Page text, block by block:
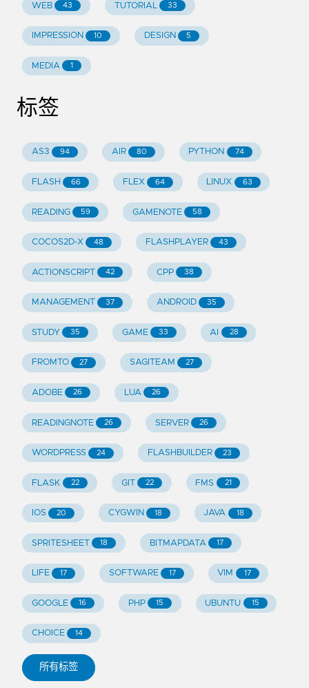
WEB 43 TUTORIAL 33
IMPRESSION 10 DESIGN 5
MEDIA 1
标签
AS3 94 AIR 80 PYTHON 74
FLASH 66 FLEX 64 LINUX 63
READING 59 GAMENOTE 58
COCOS2D-X 48 FLASHPLAYER 43
ACTIONSCRIPT 42 CPP 38
MANAGEMENT 37 ANDROID 35
STUDY 35 GAME 33 AI 28
FROMTO 27 SAGITEAM 27
ADOBE 26 LUA 26
READINGNOTE 26 SERVER 26
WORDPRESS 24 FLASHBUILDER 23
FLASK 22 GIT 22 FMS 21
IOS 20 CYGWIN 18 JAVA 18
SPRITESHEET 18 BITMAPDATA 17
LIFE 17 SOFTWARE 17 VIM 17
GOOGLE 16 PHP 15 UBUNTU 15
CHOICE 14
所有标签